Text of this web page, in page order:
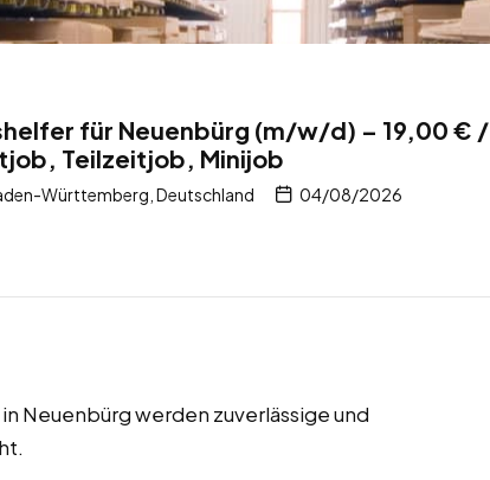
für Neuenbürg (m/w/d) – 19,00 € /
Teilzeitjob, Minijob
Württemberg, Deutschland 04/08/2026
Neuenbürg werden zuverlässige und